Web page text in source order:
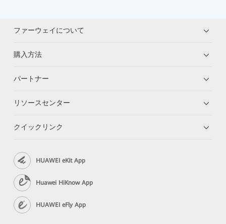
ファーウェイについて
購入方法
パートナー
リソースセンター
クイックリンク
HUAWEI eKit App
Huawei HiKnow App
HUAWEI eFly App